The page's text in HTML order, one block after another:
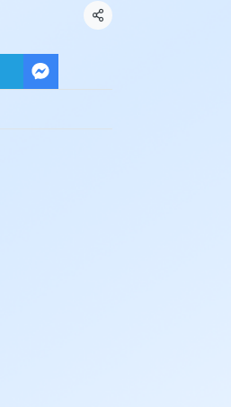
Share